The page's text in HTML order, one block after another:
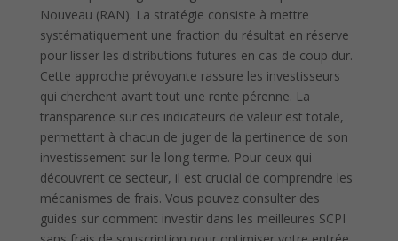
Nouveau (RAN). La stratégie consiste à mettre
systématiquement une fraction du résultat en réserve
pour lisser les distributions futures en cas de coup dur.
Cette approche prévoyante rassure les investisseurs
qui cherchent avant tout une rente pérenne. La
transparence sur ces indicateurs de valeur est totale,
permettant à chacun de juger de la pertinence de son
investissement sur le long terme. Pour ceux qui
découvrent ce secteur, il est crucial de comprendre les
mécanismes de frais. Vous pouvez consulter des
guides sur comment investir dans les meilleures SCPI